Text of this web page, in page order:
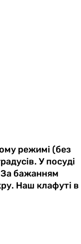
режимі (без
У посуді
За бажанням
Наш клафуті в